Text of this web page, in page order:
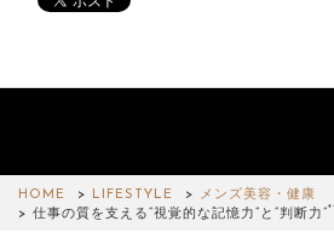
HOME LIFESTYLE
メンズ美容・健康
仕事の質を支える“視覚的な記憶力”と“判断力”*1